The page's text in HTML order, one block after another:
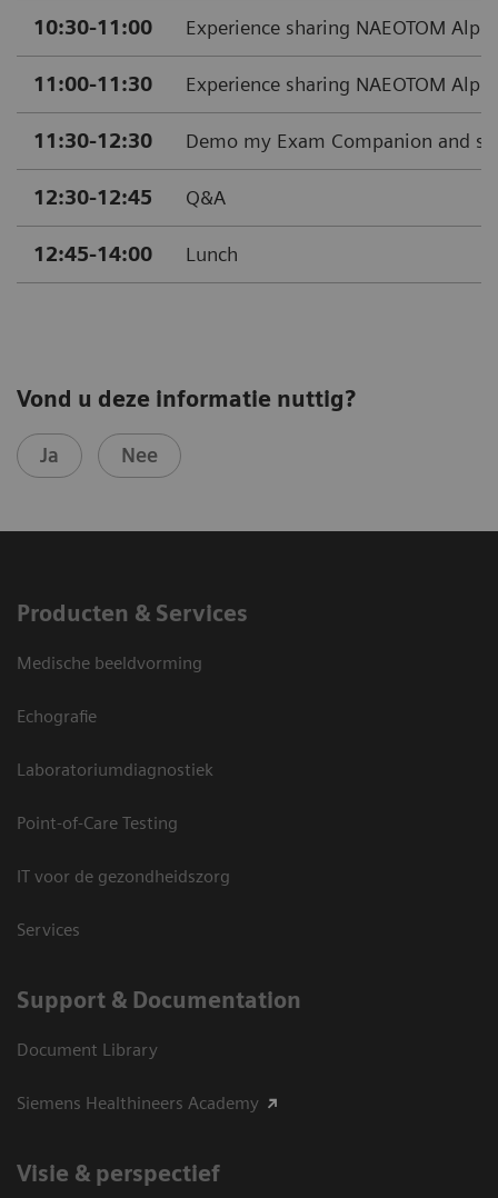
10:30-11:00 Experience sharing NAEOTOM
11:00-11:30 Experience sharing NAEOTOM
11:30-12:30 Demo my Exam Companion and
12:30-12:45 Q&A
12:45-14:00 Lunch
Vond u deze informatie nuttig?
Ja Nee
Producten & Services
Medische beeldvorming
Echografie
Laboratoriumdiagnostiek
Point-of-Care Testing
IT voor de gezondheidszorg
Services
Support & Documentation
Document Library
Siemens Healthineers Academy
Visie & perspectief